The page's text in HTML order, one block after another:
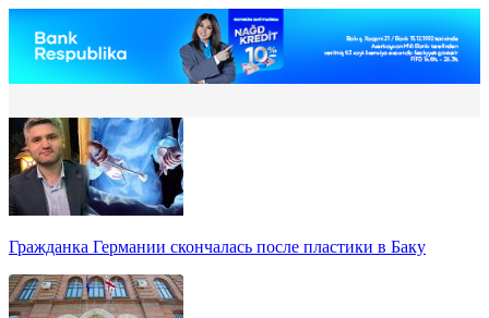
Гражданка Германии скончалась после пластики в Баку